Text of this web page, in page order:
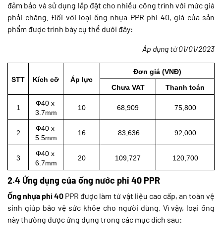
đảm bảo và sử dụng lắp đặt cho nhiều công trình với mức giá
phải chăng. Đối với loại ống nhựa PPR phi 40, giá của sản
phẩm được trình bày cụ thể dưới đây:
Áp dụng từ 01/01/2023
STT Kích cỡ Áp lực
Đơn giá (VNĐ)
Chưa VAT
Thanh toán
1
Φ40 x
3.7mm
10 68,909 75,800
2
Φ40 x
5.5mm
16 83,636 92,000
3
Φ40 x
6.7mm
20 109,727 120,700
2.4 Ứng dụng của ống nước phi 40 PPR
Ống nhựa phi 40 PPR được làm từ vật liệu cao cấp, an toàn vệ
sinh giúp bảo vệ sức khỏe cho người dùng. Vì vậy, loại ống
này thường được ứng dụng trong các mục đích sau: